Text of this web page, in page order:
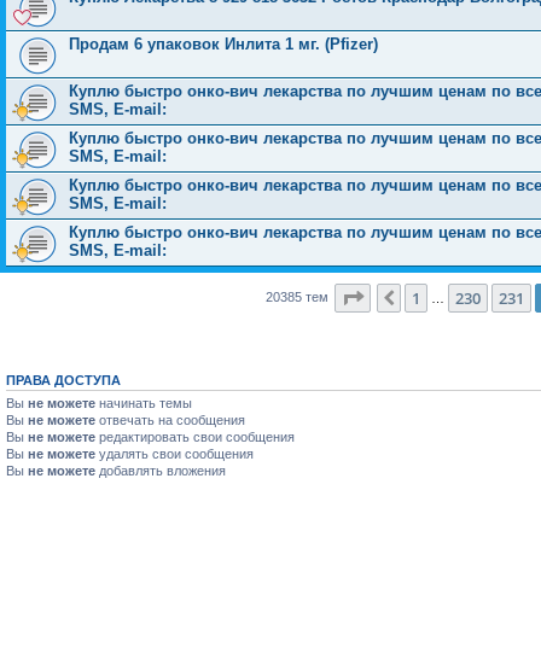
Продам 6 упаковок Инлита 1 мг. (Pfizer)
Куплю быстро онко-вич лекарства по лучшим ценам по
SMS, E-mail:
Куплю быстро онко-вич лекарства по лучшим ценам по
SMS, E-mail:
Куплю быстро онко-вич лекарства по лучшим ценам по
SMS, E-mail:
Куплю быстро онко-вич лекарства по лучшим ценам по
SMS, E-mail:
20385 тем Страница 232из 816
Пред.
1 230 231
ПРАВА ДОСТУПА
Вы не можете начинать темы
Вы не можете отвечать на сообщения
Вы не можете редактировать свои сообщения
Вы не можете удалять свои сообщения
Вы не можете добавлять вложения